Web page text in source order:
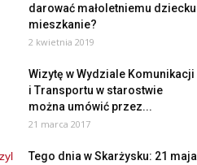
darować małoletniemu dziecku
mieszkanie?
2 kwietnia 2019
Wizytę w Wydziale Komunikacji
i Transportu w starostwie
można umówić przez...
21 marca 2017
Tego dnia w Skarżysku: 21 maja